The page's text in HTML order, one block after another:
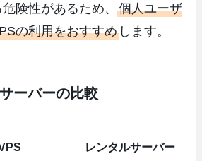
険性があるため、個人ユーザ
の利用をおすすめ します。
ーバーの比較
レンタルサーバー